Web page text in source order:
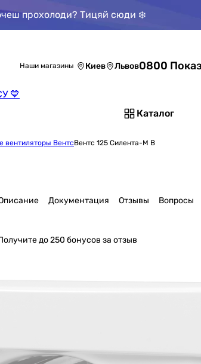
прохолоди? Тицяй сюди ❄️
💙
Наши магазины Киев Львов0800
Каталог
вентиляторы ВентсВентс 125 Силента-М В
Документация Отзывы Вопросы
до 250 бонусов за отзыв